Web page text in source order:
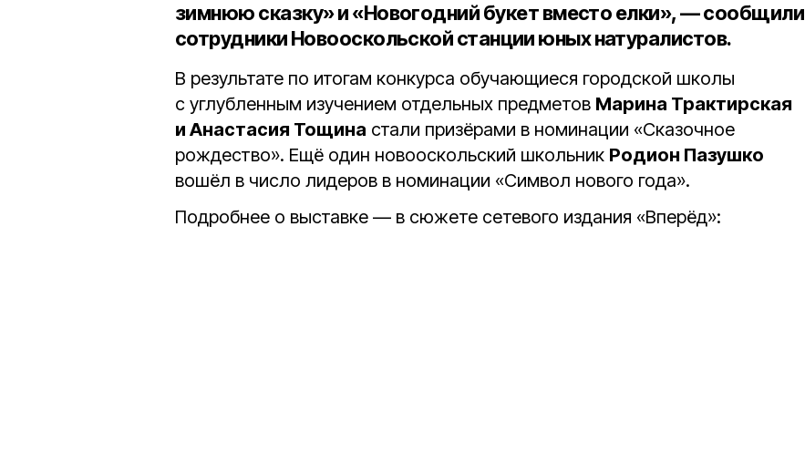
зимнюю сказку» и «Новогодний букет вместо елки», — сообщили
сотрудники Новооскольской станции юных натуралистов.
В результате по итогам конкурса обучающиеся городской школы
с углубленным изучением отдельных предметов Марина Трактирская
и Анастасия Тощина стали призёрами в номинации «Сказочное
рождество». Ещё один новооскольский школьник Родион Пазушко
вошёл в число лидеров в номинации «Символ нового года».
Подробнее о выставке — в сюжете сетевого издания «Вперёд»: